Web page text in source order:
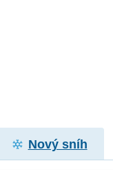
Nový sníh